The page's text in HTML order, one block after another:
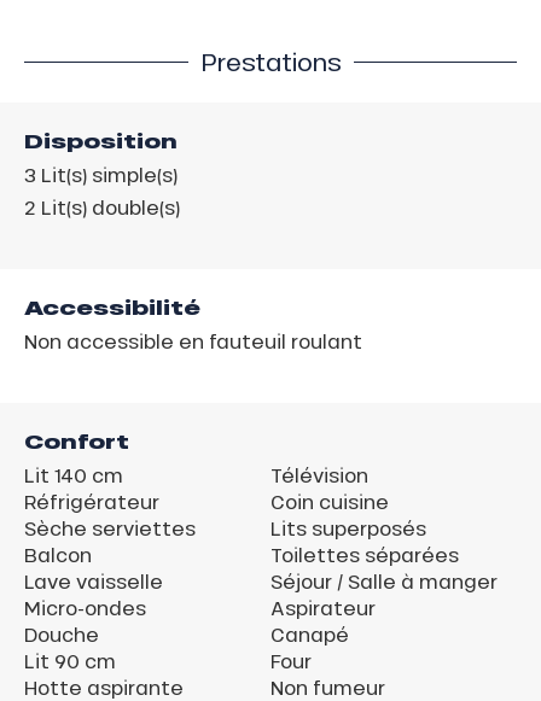
Prestations
Disposition
3 Lit(s) simple(s)
2 Lit(s) double(s)
Accessibilité
Non accessible en fauteuil roulant
Confort
Lit 140 cm
Réfrigérateur
Sèche serviettes
Balcon
Lave vaisselle
Micro-ondes
Douche
Lit 90 cm
Hotte aspirante
Télévision
Coin cuisine
Lits superposés
Toilettes séparées
Séjour / Salle à manger
Aspirateur
Canapé
Four
Non fumeur